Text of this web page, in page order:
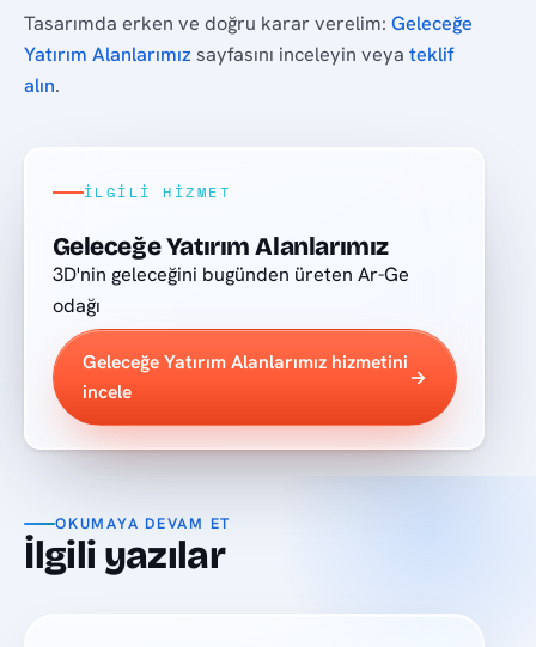
Tasarımda erken ve doğru karar verelim:Geleceğe
Yatırım Alanlarımız sayfasını inceleyin veyateklif
alın.
İLGILI HIZMET
Geleceğe Yatırım Alanlarımız
3D'nin geleceğini bugünden üreten Ar-Ge
odağı
Geleceğe Yatırım Alanlarımız hizmetini
incele
→
OKUMAYA DEVAM ET
İlgili yazılar